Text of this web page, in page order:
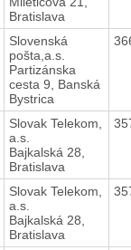
Bratislava
Slovenská
pošta,a.s.
Partizánska
cesta 9, Banská
Bystrica
Slovak Telekom,
a.s.
Bajkalská 28,
Bratislava
Slovak Telekom,
a.s.
Bajkalská 28,
Bratislava